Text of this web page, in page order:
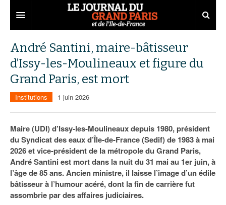
Grand Paris
Territoires
Aménagement
Collectivités
Services urbains
Entreprises
Développement économique
Attractivité
Innovation
Transport
Départements
77
78
91
Nominations
Portraits
Agenda
Les Assises du Grand Paris
Éditions précédentes
Le podcast
Ecouter les épisodes
André Santini, maire-bâtisseur
d’Issy-les-Moulineaux et figure du
Grand Paris, est mort
Institutions 1 juin 2026
Maire (UDI) d’Issy-les-Moulineaux depuis 1980, président
du Syndicat des eaux d’Île-de-France (Sedif) de 1983 à mai
2026 et vice-président de la métropole du Grand Paris,
André Santini est mort dans la nuit du 31 mai au 1er juin, à
l’âge de 85 ans. Ancien ministre, il laisse l’image d’un édile
bâtisseur à l’humour acéré, dont la fin de carrière fut
assombrie par des affaires judiciaires.